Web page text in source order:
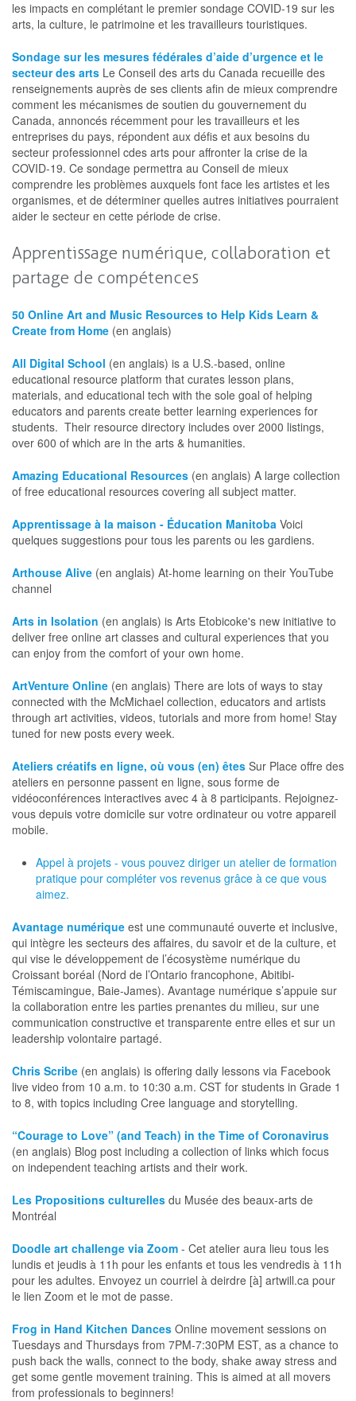
les impacts en complétant le premier sondage COVID-19 sur les
arts, la culture, le patrimoine et les travailleurs touristiques.
Sondage sur les mesures fédérales d’aide d’urgence et le
secteur des arts Le Conseil des arts du Canada recueille des
renseignements auprès de ses clients afin de mieux comprendre
comment les mécanismes de soutien du gouvernement du
Canada, annoncés récemment pour les travailleurs et les
entreprises du pays, répondent aux défis et aux besoins du
secteur professionnel cdes arts pour affronter la crise de la
COVID-19. Ce sondage permettra au Conseil de mieux
comprendre les problèmes auxquels font face les artistes et les
organismes, et de déterminer quelles autres initiatives pourraient
aider le secteur en cette période de crise.
Apprentissage numérique, collaboration et
partage de compétences
50 Online Art and Music Resources to Help Kids Learn &
Create from Home (en anglais)
All Digital School (en anglais) is a U.S.-based, online
educational resource platform that curates lesson plans,
materials, and educational tech with the sole goal of helping
educators and parents create better learning experiences for
students. Their resource directory includes over 2000 listings,
over 600 of which are in the arts & humanities.
Amazing Educational Resources (en anglais) A large collection
of free educational resources covering all subject matter.
Apprentissage à la maison - Éducation Manitoba Voici
quelques suggestions pour tous les parents ou les gardiens.
Arthouse Alive (en anglais) At-home learning on their YouTube
channel
Arts in Isolation (en anglais) is Arts Etobicoke's new initiative to
deliver free online art classes and cultural experiences that you
can enjoy from the comfort of your own home.
ArtVenture Online (en anglais) There are lots of ways to stay
connected with the McMichael collection, educators and artists
through art activities, videos, tutorials and more from home! Stay
tuned for new posts every week.
Ateliers créatifs en ligne, où vous (en) êtes Sur Place offre des
ateliers en personne passent en ligne, sous forme de
vidéoconférences interactives avec 4 à 8 participants. Rejoignez-
vous depuis votre domicile sur votre ordinateur ou votre appareil
mobile.
Appel à projets - vous pouvez diriger un atelier de formation
pratique pour compléter vos revenus grâce à ce que vous
aimez.
Avantage numérique est une communauté ouverte et inclusive,
qui intègre les secteurs des affaires, du savoir et de la culture, et
qui vise le développement de l’écosystème numérique du
Croissant boréal (Nord de l’Ontario francophone, Abitibi-
Témiscamingue, Baie-James). Avantage numérique s’appuie sur
la collaboration entre les parties prenantes du milieu, sur une
communication constructive et transparente entre elles et sur un
leadership volontaire partagé.
Chris Scribe (en anglais) is offering daily lessons via Facebook
live video from 10 a.m. to 10:30 a.m. CST for students in Grade 1
to 8, with topics including Cree language and storytelling.
“Courage to Love” (and Teach) in the Time of Coronavirus
(en anglais) Blog post including a collection of links which focus
on independent teaching artists and their work.
Les Propositions culturelles du Musée des beaux-arts de
Montréal
Doodle art challenge via Zoom - Cet atelier aura lieu tous les
lundis et jeudis à 11h pour les enfants et tous les vendredis à 11h
pour les adultes. Envoyez un courriel à deirdre [à] artwill.ca pour
le lien Zoom et le mot de passe.
Frog in Hand Kitchen Dances Online movement sessions on
Tuesdays and Thursdays from 7PM-7:30PM EST, as a chance to
push back the walls, connect to the body, shake away stress and
get some gentle movement training. This is aimed at all movers
from professionals to beginners!